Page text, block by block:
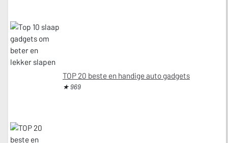
TOP 20 beste en handige auto gadgets
★ 969